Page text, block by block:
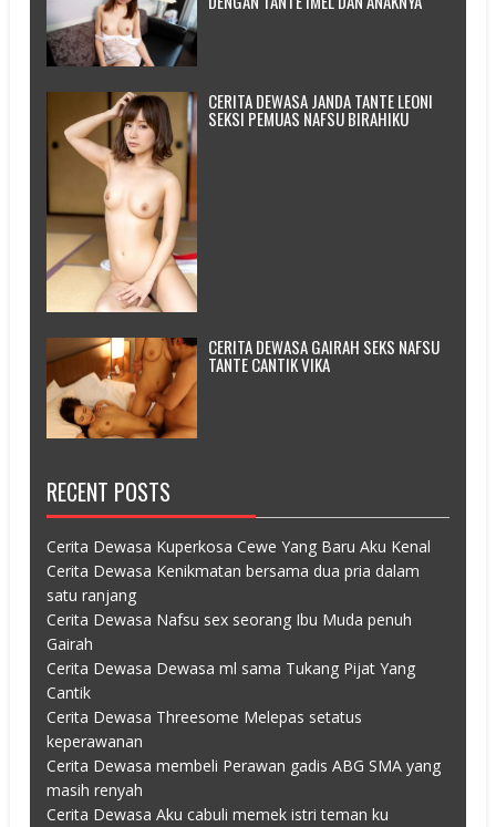
CERITA DEWASA JANDA TANTE LEONI
SEKSI PEMUAS NAFSU BIRAHIKU
CERITA DEWASA GAIRAH SEKS NAFSU
TANTE CANTIK VIKA
RECENT POSTS
Cerita Dewasa Kuperkosa Cewe Yang Baru Aku Kenal
Cerita Dewasa Kenikmatan bersama dua pria dalam
satu ranjang
Cerita Dewasa Nafsu sex seorang Ibu Muda penuh
Gairah
Cerita Dewasa Dewasa ml sama Tukang Pijat Yang
Cantik
Cerita Dewasa Threesome Melepas setatus
keperawanan
Cerita Dewasa membeli Perawan gadis ABG SMA yang
masih renyah
Cerita Dewasa Aku cabuli memek istri teman ku